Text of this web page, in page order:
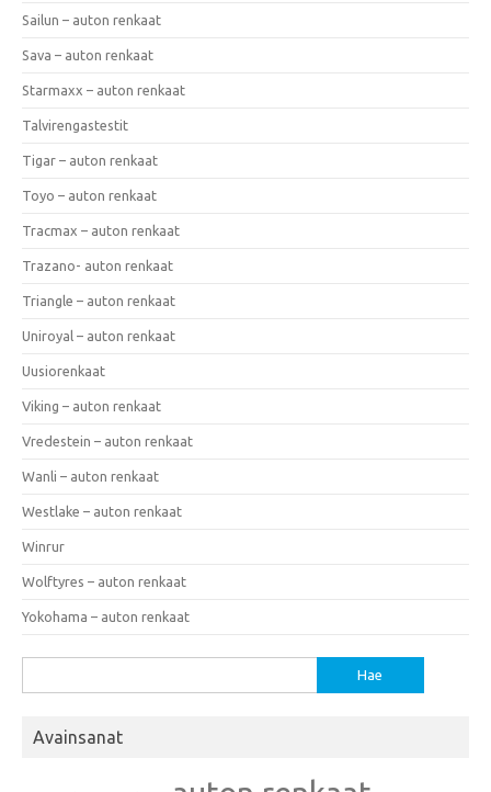
Sailun – auton renkaat
Sava – auton renkaat
Starmaxx – auton renkaat
Talvirengastestit
Tigar – auton renkaat
Toyo – auton renkaat
Tracmax – auton renkaat
Trazano- auton renkaat
Triangle – auton renkaat
Uniroyal – auton renkaat
Uusiorenkaat
Viking – auton renkaat
Vredestein – auton renkaat
Wanli – auton renkaat
Westlake – auton renkaat
Winrur
Wolftyres – auton renkaat
Yokohama – auton renkaat
Avainsanat